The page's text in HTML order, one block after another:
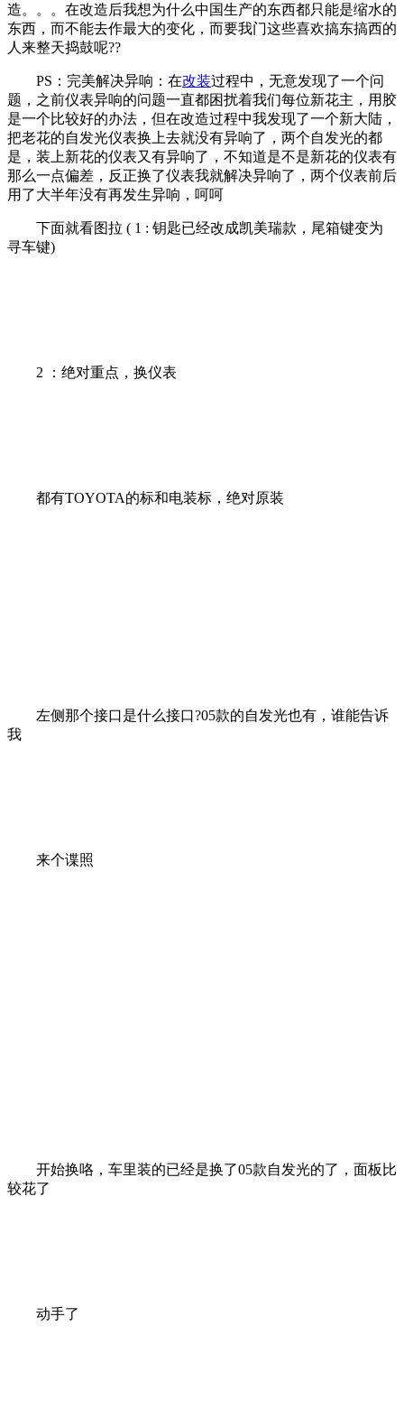
造。。。在改造后我想为什么中国生产的东西都只能是缩水的
东西，而不能去作最大的变化，而要我门这些喜欢搞东搞西的
人来整天捣鼓呢??
PS：完美解决异响：在改装过程中，无意发现了一个问
题，之前仪表异响的问题一直都困扰着我们每位新花主，用胶
是一个比较好的办法，但在改造过程中我发现了一个新大陆，
把老花的自发光仪表换上去就没有异响了，两个自发光的都
是，装上新花的仪表又有异响了，不知道是不是新花的仪表有
那么一点偏差，反正换了仪表我就解决异响了，两个仪表前后
用了大半年没有再发生异响，呵呵
下面就看图拉 ( 1 : 钥匙已经改成凯美瑞款，尾箱键变为
寻车键)
2 ：绝对重点，换仪表
都有TOYOTA的标和电装标，绝对原装
左侧那个接口是什么接口?05款的自发光也有，谁能告诉
我
来个谍照
开始换咯，车里装的已经是换了05款自发光的了，面板比
较花了
动手了